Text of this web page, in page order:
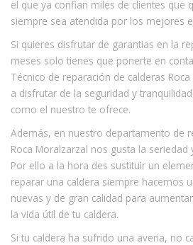
el que ya confian miles de clientes que
siempre sea atendida por los mejores
Si quieres disfrutar de garantias en la
meses solo tienes que ponerte en
Técnico de reparación de calderas
a disfrutar de la seguridad y
como el nuestro te ofrece.
Además, en nuestro departamento de
Roca Moralzarzal nos gusta la seriedad
Por ello a la hora des sustituir un
reparar una caldera siempre hacemos
nuevas y de gran calidad para
la vida útil de tu caldera.
Si tu caldera ha sufrido una averia, no